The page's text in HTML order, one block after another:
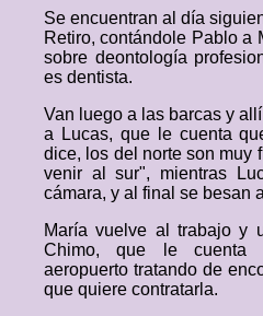
Se encuentran al día
Retiro, contándole Pablo a
sobre deontología
es dentista.
Van luego a las barcas y
a Lucas, que le cuenta
dice, los del norte son muy
venir al sur", mientras
cámara, y al final se besan
María vuelve al trabajo y
Chimo, que le cuenta
aeropuerto tratando de
que quiere contratarla.